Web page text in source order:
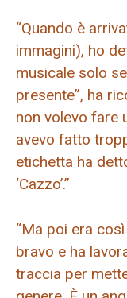
“Quando è
immagini), ho
musicale solo
presente”, ha
non volevo fare
avevo fatto
etichetta ha
‘Cazzo’.”
“Ma poi era
bravo e ha
traccia per